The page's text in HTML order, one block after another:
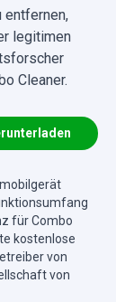
entfernen,
legitimen
Cleaner.
für Combo
kostenlose
von
von